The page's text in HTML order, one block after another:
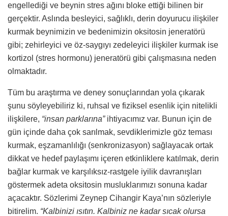
engellediği ve beynin stres ağını bloke ettiği bilinen bir
gerçektir. Aslında besleyici, sağlıklı, derin doyurucu ilişkiler
kurmak beynimizin ve bedenimizin oksitosin jeneratörü
gibi; zehirleyici ve öz-saygıyı zedeleyici ilişkiler kurmak ise
kortizol (stres hormonu) jeneratörü gibi çalışmasına neden
olmaktadır.
Tüm bu araştırma ve deney sonuçlarından yola çıkarak
şunu söyleyebiliriz ki, ruhsal ve fiziksel esenlik için nitelikli
ilişkilere, “insan parklarına”ihtiyacımız var. Bunun için de
gün içinde daha çok sarılmak, sevdiklerimizle göz teması
kurmak, eşzamanlılığı (senkronizasyon) sağlayacak ortak
dikkat ve hedef paylaşımı içeren etkinliklere katılmak, derin
bağlar kurmak ve karşılıksız-rastgele iyilik davranışları
göstermek adeta oksitosin musluklarımızı sonuna kadar
açacaktır. Sözlerimi Zeynep Cihangir Kaya’nın sözleriyle
bitirelim. “Kalbinizi ısıtın. Kalbiniz ne kadar sıcak olursa